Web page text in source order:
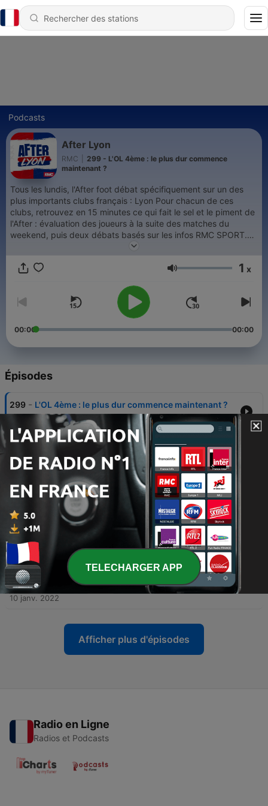
Podcasts
After Lyon
RMC
299 - L'OL 4ème : le plus dur commence
maintenant ?
Tous les lundis, l'After foot débat spécifiquement sur un des
plus importants clubs français : Lyon Pour chacun de ces
clubs, retrouvez en 15 minutes ce qui fait le sel et le piment de
l'After : évaluation des joueurs à la suite des matches du
weekend, puis deux débats basés sur les infos RMC SPORT.
Retrouvez également les podcasts After foot Paris, Saint-
Brisbois, Daniel Riolo, Jérôme Rothen, Emmanuel Petit, les
vous tous les lundis avant 20h !
Volume 1 x
00:00 00:00
Épisodes
299 - L'OL 4ème : le plus dur commence maintenant ?
18 mai 2026
298 - Épisode 96 : Comment jouer avec les nouvelles
Tue, 1 Feb 2022 19:43:04 +0000
297 -
Épisode 95 : La remontée au classement est-elle
possible ?
24 janv. 2022
296 Épisode 94 : Aulas a-t-il mis le feu au club ?
18 janv. 2022
295 - Épisode 93 : Combien de temps Peter Bosz va-t-
il tenir ?
10 janv. 2022
Afficher plus d'épisodes
Radio en Ligne
Radios et Podcasts
TELECHARGER APP